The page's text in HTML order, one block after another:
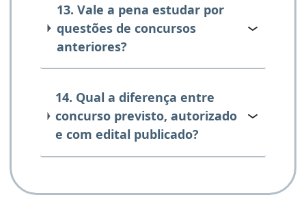
13. Vale a pena estudar por
questões de concursos
anteriores?
14. Qual a diferença entre
concurso previsto, autorizado
e com edital publicado?